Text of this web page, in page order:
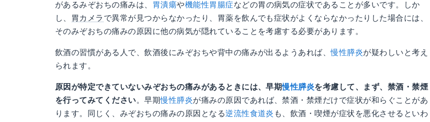
があるみぞおちの痛みは、
胃潰瘍や機能性胃腸症などの胃の病気の症状であることが多いです。しか
し、
胃カメラ で異常が見つからなかったり、胃薬を飲んでも症状がよくならなかったりした場合には、
そのみぞおちの痛みの原因に他の病気が隠れていることを考慮する必要があります。
飲酒の習慣がある人で、飲酒後にみぞおちや背中の痛みが出るようあれば、慢性膵炎が疑わしいと考え
られます。
原因が特定できていないみぞおちの痛みがあるときには、早期慢性膵炎を考慮して、まず、禁酒・禁煙
を行ってみてください。早期慢性膵炎が痛みの原因であれば、禁酒・禁煙だけで症状が和らぐことがあ
ります。同じく、みぞおちの痛みの原因となる逆流性食道炎 も、飲酒・喫煙が症状を悪化させるといわ